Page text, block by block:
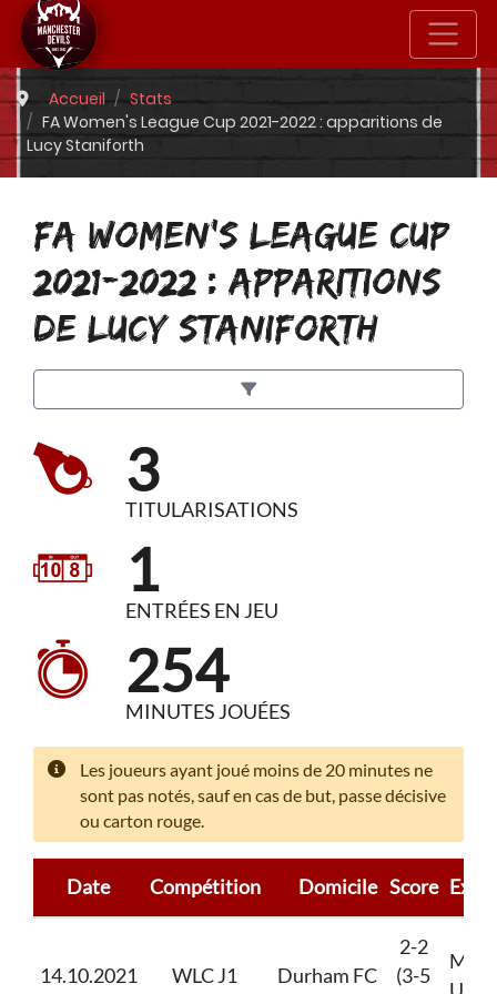
Accueil
Stats
FA Women's League Cup 2021-2022 : apparitions de
Lucy Staniforth
FA WOMEN'S LEAGUE CUP
2021-2022 : APPARITIONS
DE LUCY STANIFORTH
3
TITULARISATIONS
1
ENTRÉES EN JEU
254
MINUTES JOUÉES
Les joueurs ayant joué moins de 20 minutes ne
sont pas notés, sauf en cas de but, passe décisive
ou carton rouge.
Date Compétition Domicile Score
14.10.2021 WLC J1 Durham FC
2-2
(3-5